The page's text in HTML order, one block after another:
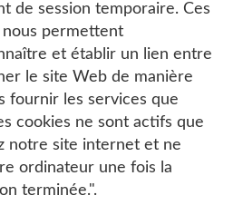
de session temporaire. Ces
nous permettent
et établir un lien entre
le site Web de manière
fournir les services que
cookies ne sont actifs que
notre site internet et ne
ordinateur une fois la
terminée.".